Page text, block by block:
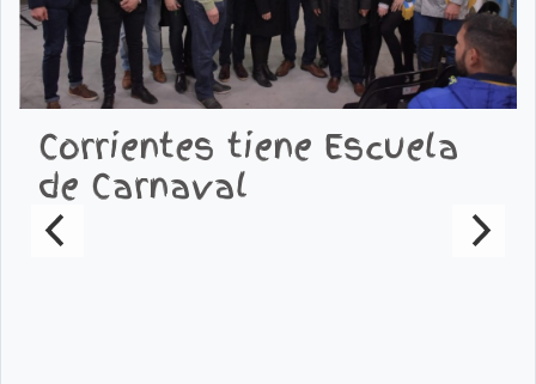
Corrientes tiene Escuela
de Carnaval